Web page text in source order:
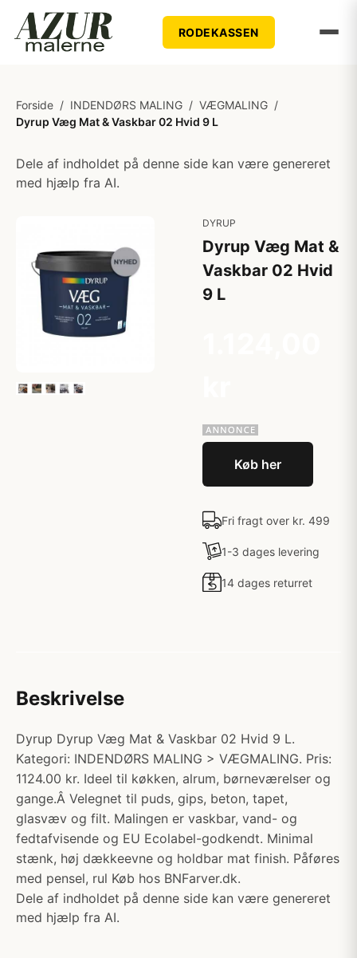
RODEKASSEN
Forside / INDENDØRS MALING / VÆGMALING /
Dyrup Væg Mat & Vaskbar 02 Hvid 9 L
Dele af indholdet på denne side kan være genereret
med hjælp fra AI.
DYRUP
Dyrup Væg Mat &
Vaskbar 02 Hvid
9 L
Køb her
Fri fragt over kr. 499
1-3 dages levering
14 dages returret
Beskrivelse
Dyrup Dyrup Væg Mat & Vaskbar 02 Hvid 9 L.
Kategori: INDENDØRS MALING > VÆGMALING. Pris:
1124.00 kr. Ideel til køkken, alrum, børneværelser og
gange.Â Velegnet til puds, gips, beton, tapet,
glasvæv og filt. Malingen er vaskbar, vand- og
fedtafvisende og EU Ecolabel-godkendt. Minimal
stænk, høj dækkeevne og holdbar mat finish. Påføres
med pensel, rul Køb hos BNFarver.dk.
Dele af indholdet på denne side kan være genereret
med hjælp fra AI.